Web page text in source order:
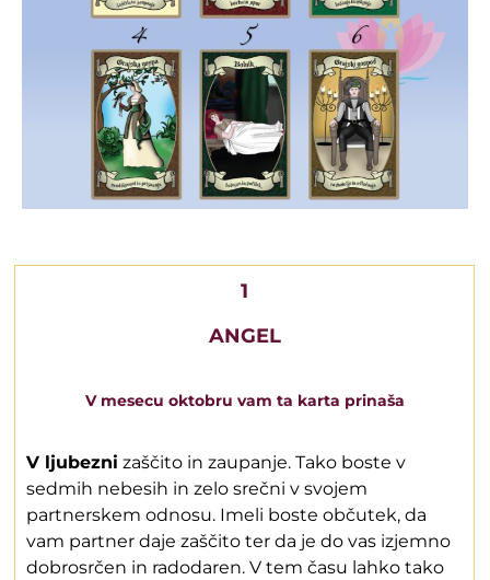
1
ANGEL
V mesecu oktobru vam ta karta prinaša
V ljubezni zaščito in zaupanje. Tako boste v
sedmih nebesih in zelo srečni v svojem
partnerskem odnosu. Imeli boste občutek, da
vam partner daje zaščito ter da je do vas izjemno
dobrosrčen in radodaren. V tem času lahko tako